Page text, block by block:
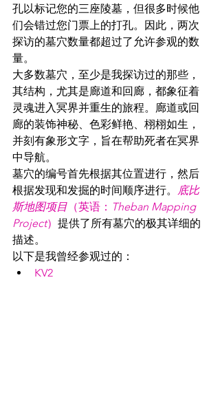
孔以标记您的三座陵墓，但很多时候他
们会错过您门票上的打孔。因此，两次
探访的墓穴数量都超过了允许参观的数
量。
大多数墓穴，至少是我探访过的那些，
其结构，尤其是廊道和回廊，都象征着
灵魂进入冥界并重生的旅程。廊道或回
廊的装饰神秘、色彩鲜艳、栩栩如生，
并刻有象形文字，旨在帮助死者在冥界
中导航。
墓穴的编号首先根据其位置进行，然后
根据发现和发掘的时间顺序进行。 底比
斯地图项目 （英语： Theban Mapping
Project） 提供了所有墓穴的极其详细的
描述。
以下是我曾经参观过的：
KV2